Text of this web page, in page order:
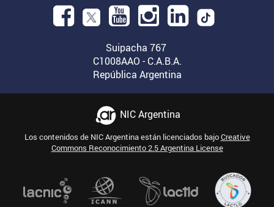
Facebook.
ventana.
una
una
una
Suipacha 767
C1008AAO - C.A.B.A.
República Argentina
NIC Argentina
Los contenidos de NIC Argentina están licenciados bajoCreative
Commons Reconocimiento 2.5 Argentina License